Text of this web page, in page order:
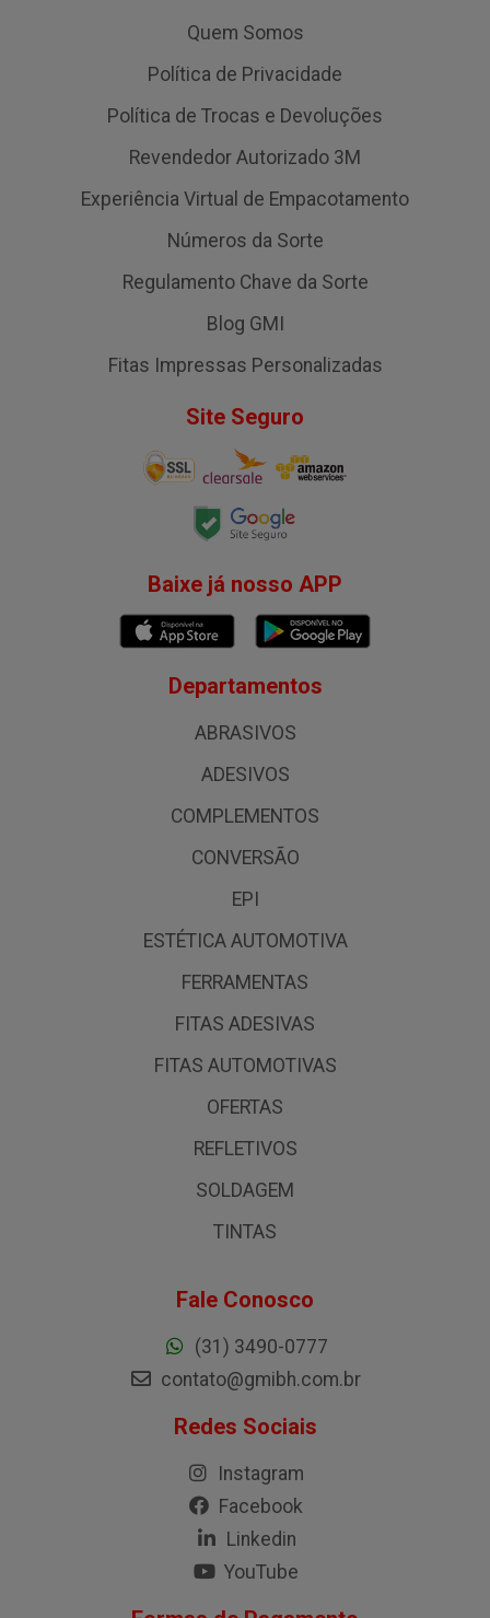
Quem Somos
Política de Privacidade
Política de Trocas e Devoluções
Revendedor Autorizado 3M
Experiência Virtual de Empacotamento
Números da Sorte
Regulamento Chave da Sorte
Blog GMI
Fitas Impressas Personalizadas
Site Seguro
Baixe já nosso APP
Departamentos
ABRASIVOS
ADESIVOS
COMPLEMENTOS
CONVERSÃO
EPI
ESTÉTICA AUTOMOTIVA
FERRAMENTAS
FITAS ADESIVAS
FITAS AUTOMOTIVAS
OFERTAS
REFLETIVOS
SOLDAGEM
TINTAS
Fale Conosco
(31) 3490-0777
contato@gmibh.com.br
Redes Sociais
Instagram
Facebook
Linkedin
YouTube